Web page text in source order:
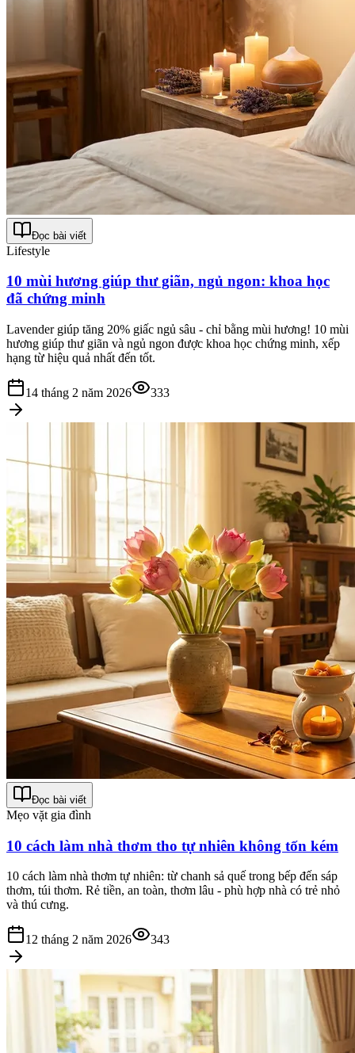
Đọc bài viết
Lifestyle
10 mùi hương giúp thư giãn, ngủ ngon: khoa học
đã chứng minh
Lavender giúp tăng 20% giấc ngủ sâu - chỉ bằng mùi hương! 10 mùi
hương giúp thư giãn và ngủ ngon được khoa học chứng minh, xếp
hạng từ hiệu quả nhất đến tốt.
14 tháng 2 năm 2026 333
Đọc bài viết
Mẹo vặt gia đình
10 cách làm nhà thơm tho tự nhiên không tốn kém
10 cách làm nhà thơm tự nhiên: từ chanh sả quế trong bếp đến sáp
thơm, túi thơm. Rẻ tiền, an toàn, thơm lâu - phù hợp nhà có trẻ nhỏ
và thú cưng.
12 tháng 2 năm 2026 343